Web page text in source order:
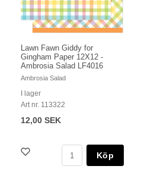
Lawn Fawn Giddy for
Gingham Paper 12X12 -
Ambrosia Salad LF4016
Ambrosia Salad
I lager
Art nr. 113322
12,00 SEK
Köp